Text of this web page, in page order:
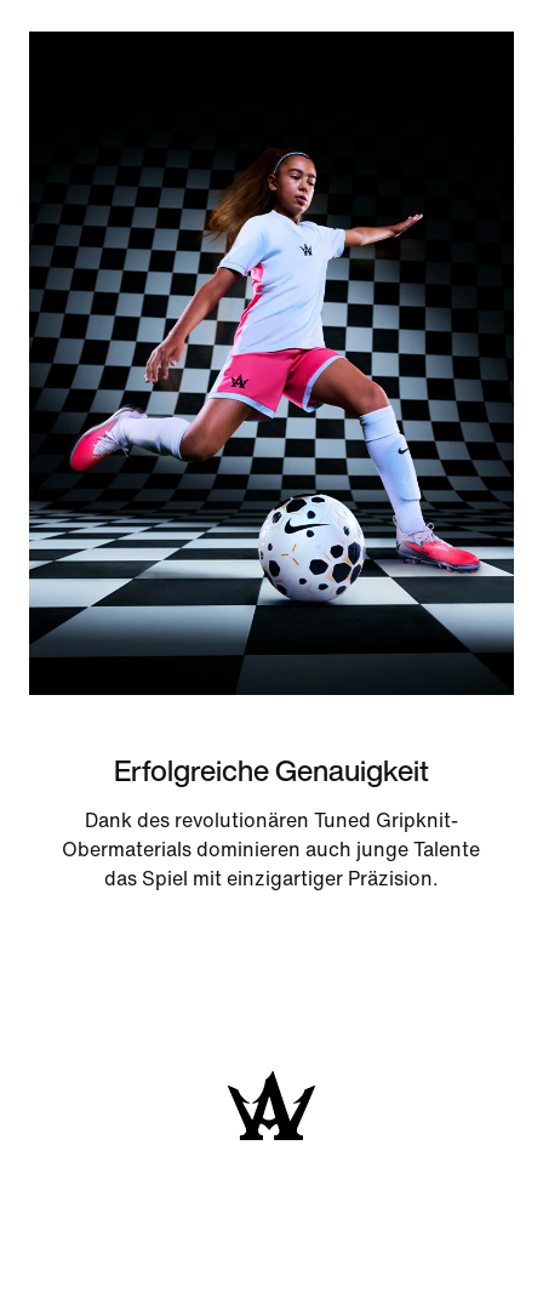
Erfolgreiche Genauigkeit
Dank des revolutionären Tuned Gripknit-
Obermaterials dominieren auch junge Talente
das Spiel mit einzigartiger Präzision.